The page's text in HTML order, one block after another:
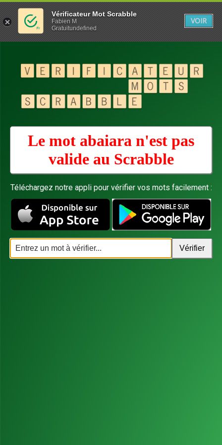
Le mot abaiara n'est pas
valide au Scrabble
Téléchargez notre appli pour vérifier vos mots facilement :
Vérificateur Mot Scrabble
Fabien M
Gratuitundefined
VOIR